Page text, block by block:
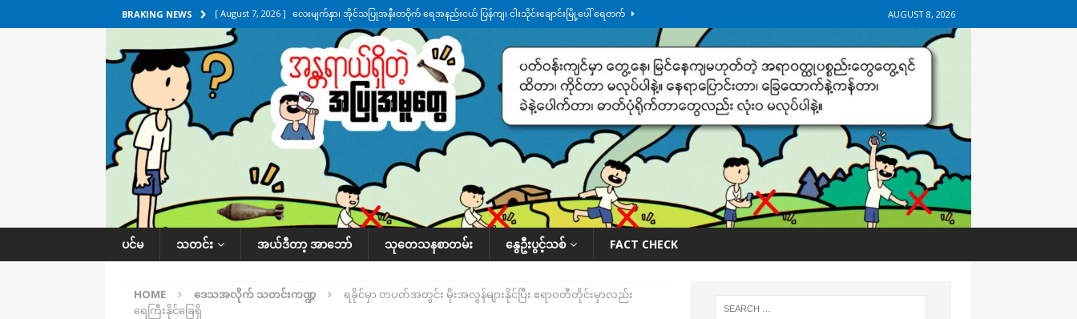
BRAKING NEWS [ August 7, 2026 ] လေးမျက်နှာ၊ အိုင်သပြုအနီးတဝိုက် ရေအနည်းငယ် ပြန်ကျ၊ ငါးသိုင်းချောင်းမြို့ပေါ် ရေတက်
ဒေသအလိုက် သတင်းကဏ္ဍ
[ August 7, 2026 ] ရန်ကုန်မြစ်အတွင်း ထူးကဲဒီရေ အ​မြင့် ၂၁ ပေကျော်အထိ တက်မယ်လို့ သတိပေး ဒေသအလိုက်
သတင်းကဏ္ဍ
[ August 7, 2026 ] လွှတ်တော်ကို ရောက်လာတဲ့ ဦးမင်အောင်လှိုင်ကို ထိုင်းလွှတ်တော်အမတ် အော်ဟစ်ဆန္ဒပြ
UNCATEGORIZED
[ August 6, 2026 ] တာကျိုးပြီး ခုနှစ်ရက်မြောက်နေ့မှာ ငသိုင်းချောင်းမြို့ကို ရေစတင်ရောက်ရှိ ဒေသအလိုက် သတင်း
ကဏ္ဍ
[ August 8, 2026 ] သေနတ်ကိုင်ဆောင်မှု ဥပဒေ ပိုမိုတင်းကြပ်သွားမယ်လို့ ထိုင်းဝန်ကြီး ကတိပြု နိုင်ငံတကာရေးရာ
AUGUST 8, 2026
ပင်မ သတင်း အယ်ဒီတာ့ အာဘော် သုတေသနစာတမ်း နွေဦးပွင့်သစ် FACT CHECK
HOME ဒေသအလိုက် သတင်းကဏ္ဍ
ရခိုင်မှာ တပတ်အတွင်း မိုးအလွန်များနိုင်ပြီး ဧရာဝတီတိုင်းမှာလည်း
ရေကြီးနိုင်ခြေရှိ